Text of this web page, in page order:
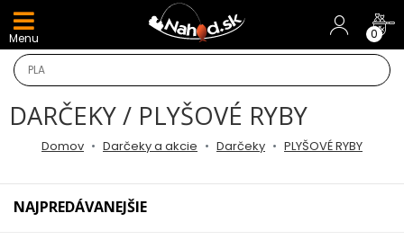
Menu 0
DARČEKY / PLYŠOVÉ RYBY
Domov Darčeky a akcie Darčeky PLYŠOVÉ RYBY
NAJPREDÁVANEJŠIE
DARČEKY A AKCIE
TOP AKCIE
Darčeky